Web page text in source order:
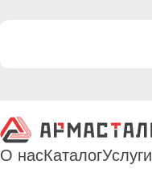
О насКаталогУслуги